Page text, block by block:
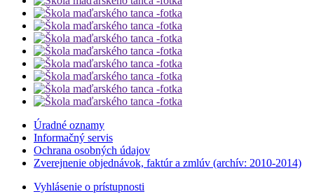
Úradné oznamy
Informačný servis
Ochrana osobných údajov
Zverejnenie objednávok, faktúr a zmlúv (archív: 2010-2014)
Vyhlásenie o prístupnosti